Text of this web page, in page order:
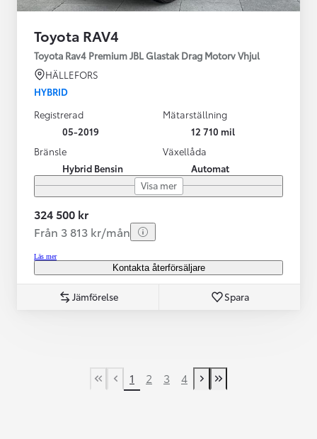
Toyota RAV4
Toyota Rav4 Premium JBL Glastak Drag Motorv Vhjul
HÄLLEFORS
HYBRID
Registrerad
05-2019
Mätarställning
12 710 mil
Bränsle
Hybrid Bensin
Växellåda
Automat
Visa mer
324 500 kr
Från 3 813 kr/mån
Läs mer
Kontakta återförsäljare
Jämförelse Spara
First Page
Previous page
1 2 3 4
Next page
Last Page